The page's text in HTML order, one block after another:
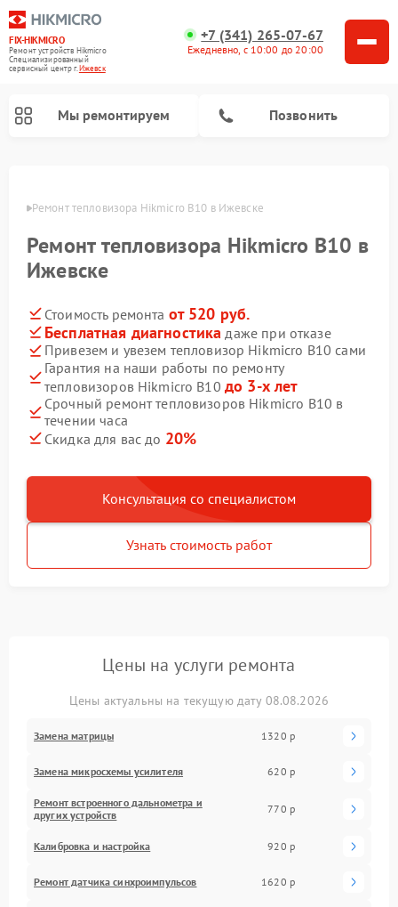
FIX-HIKMICRO
Ремонт устройств Hikmicro
Специализированный
cервисный центр г.Ижевск
+7 (341) 265-07-67
Ежедневно, с 10:00 до 20:00
Мы ремонтируем Позвонить
Ремонт тепловизора Hikmicro B10 в Ижевске
Ремонт тепловизора Hikmicro B10 в
Ижевске
Стоимость ремонта от 520 руб.
Бесплатная диагностика даже при отказе
Привезем и увезем тепловизор Hikmicro B10 сами
Гарантия на наши работы по ремонту
тепловизоров Hikmicro B10 до 3-х лет
Срочный ремонт тепловизоров Hikmicro B10 в
течении часа
Скидка для вас до 20%
Консультация со специалистом
Узнать стоимость работ
Цены на услуги ремонта
Цены актуальны на текущую дату 08.08.2026
Замена матрицы 1320 р
Замена микросхемы усилителя 620 р
Ремонт встроенного дальнометра и
других устройств
770 р
Калибровка и настройка 920 р
Ремонт датчика синхроимпульсов 1620 р